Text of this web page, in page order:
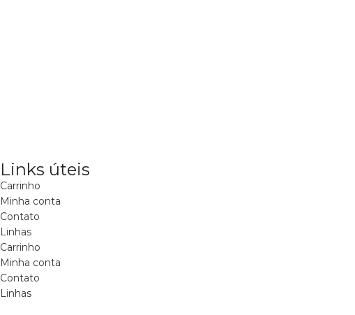
Links úteis
Carrinho
Minha conta
Contato
Linhas
Carrinho
Minha conta
Contato
Linhas